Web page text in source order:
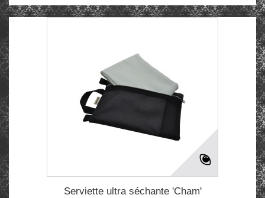
Serviette ultra séchante 'Cham'